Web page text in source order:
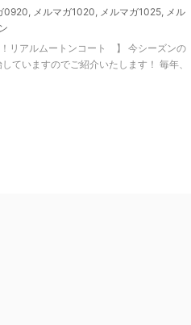
0920, メルマガ1020, メルマガ1025, メル
リアルムートンコート 】 今シーズンの
ていますのでご紹介いたします！ 毎年、